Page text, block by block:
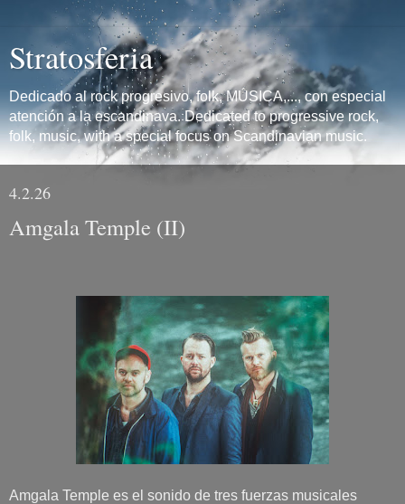
Stratosferia
Dedicado al rock progresivo, folk, MÚSICA,..., con especial
atención a la escandinava. Dedicated to progressive rock,
folk, music, with a special focus on Scandinavian music.
4.2.26
Amgala Temple (II)
Amgala Temple es el sonido de tres fuerzas musicales